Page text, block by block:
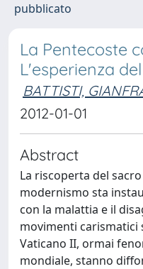
pubblicato
La Pentecoste
L'esperienza
BATTISTI,
2012-01-01
Abstract
La riscoperta del
modernismo sta
con la malattia e il
movimenti carismatici
Vaticano II, ormai
mondiale, stanno